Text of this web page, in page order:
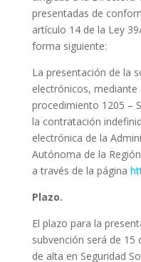
presentadas de
artículo 14 de la Ley
forma siguiente:
La presentación de la
electrónicos,
procedimiento 1205 –
la contratación
electrónica de la
Autónoma de la
a través de la página
Plazo.
El plazo para la
subvención será de 15
de alta en Seguridad